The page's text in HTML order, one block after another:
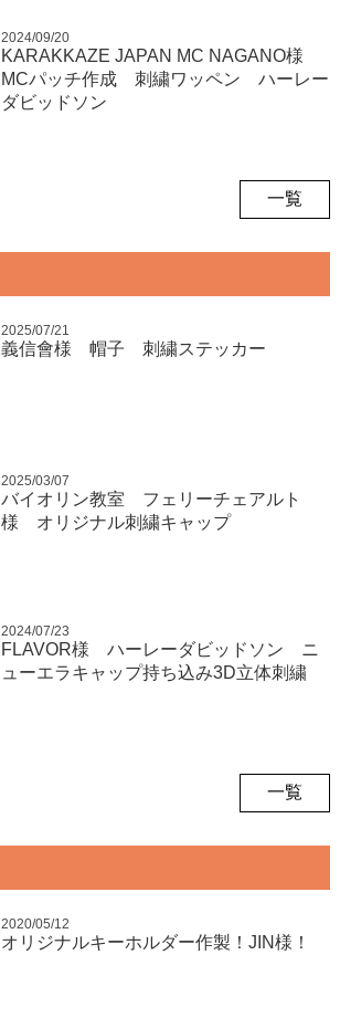
2024/09/20
KARAKKAZE JAPAN MC NAGANO様
MCパッチ作成 刺繍ワッペン ハーレー
ダビッドソン
一覧
2025/07/21
義信會様 帽子 刺繍ステッカー
2025/03/07
バイオリン教室 フェリーチェアルト
様 オリジナル刺繍キャップ
2024/07/23
FLAVOR様 ハーレーダビッドソン ニ
ューエラキャップ持ち込み3D立体刺繍
一覧
2020/05/12
オリジナルキーホルダー作製！JIN様！